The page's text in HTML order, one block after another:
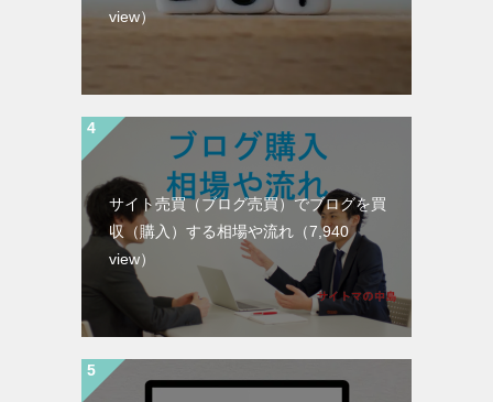
view）
サイト売買（ブログ売買）でブログを買
収（購入）する相場や流れ（7,940
view）